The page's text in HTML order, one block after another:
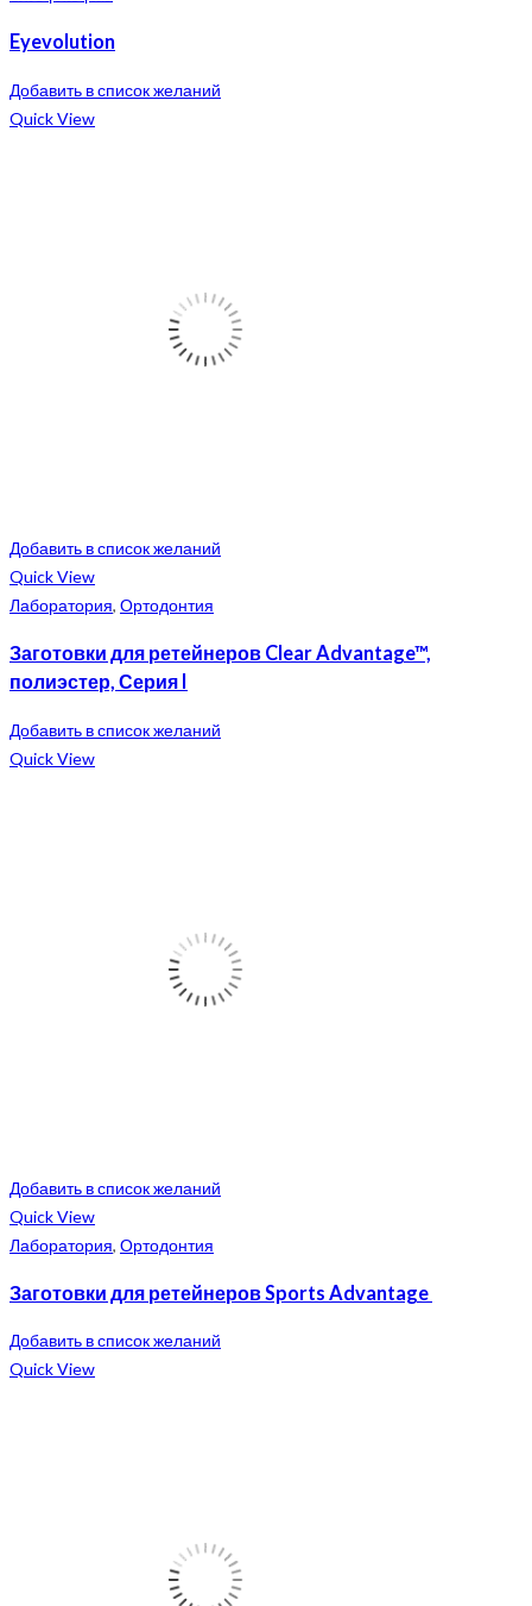
Eyevolution
Добавить в список желаний
Quick View
Добавить в список желаний
Quick View
Лаборатория, Ортодонтия
Заготовки для ретейнеров Clear Advantage™,
полиэстер, Серия I
Добавить в список желаний
Quick View
Добавить в список желаний
Quick View
Лаборатория, Ортодонтия
Заготовки для ретейнеров Sports Advantage
Добавить в список желаний
Quick View